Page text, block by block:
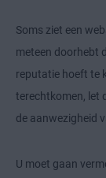
Soms ziet een
meteen doorhebt
reputatie hoeft te
terechtkomen, let
de aanwezigheid
U moet gaan